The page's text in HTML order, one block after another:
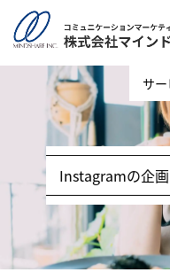
サ
Instagramの企